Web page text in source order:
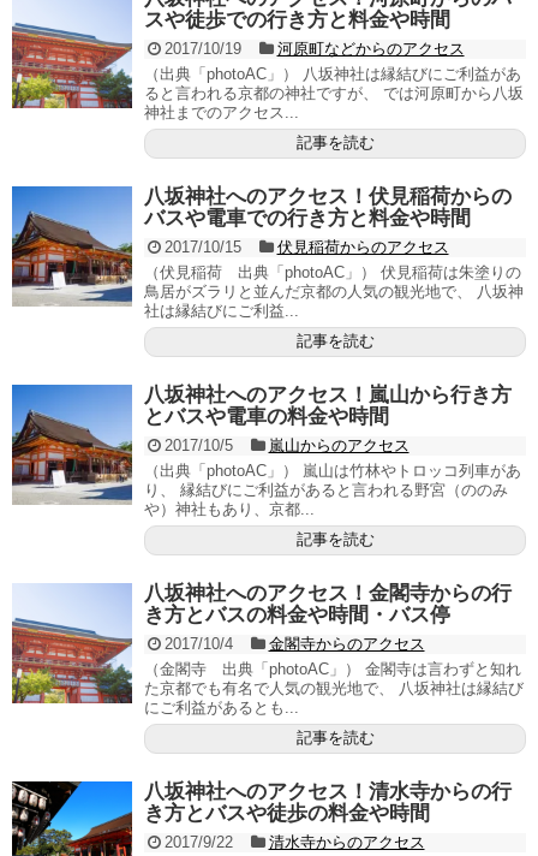
スや徒歩での行き方と料金や時間
2017/10/19
河原町などからのアクセス
（出典「photoAC」） 八坂神社は縁結びにご利益があ
ると言われる京都の神社ですが、 では河原町から八坂
神社までのアクセス...
記事を読む
八坂神社へのアクセス！伏見稲荷からの
バスや電車での行き方と料金や時間
2017/10/15
伏見稲荷からのアクセス
（伏見稲荷 出典「photoAC」） 伏見稲荷は朱塗りの
鳥居がズラリと並んだ京都の人気の観光地で、 八坂神
社は縁結びにご利益...
記事を読む
八坂神社へのアクセス！嵐山から行き方
とバスや電車の料金や時間
2017/10/5
嵐山からのアクセス
（出典「photoAC」） 嵐山は竹林やトロッコ列車があ
り、 縁結びにご利益があると言われる野宮（ののみ
や）神社もあり、京都...
記事を読む
八坂神社へのアクセス！金閣寺からの行
き方とバスの料金や時間・バス停
2017/10/4
金閣寺からのアクセス
（金閣寺 出典「photoAC」） 金閣寺は言わずと知れ
た京都でも有名で人気の観光地で、 八坂神社は縁結び
にご利益があるとも...
記事を読む
八坂神社へのアクセス！清水寺からの行
き方とバスや徒歩の料金や時間
2017/9/22
清水寺からのアクセス